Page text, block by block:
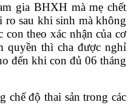
gia BHXH mà mẹ chết
ro sau khi sinh mà không
con theo xác nhận của cơ
quyền thì cha được nghỉ
đến khi con đủ 06 tháng
chế độ thai sản trong các